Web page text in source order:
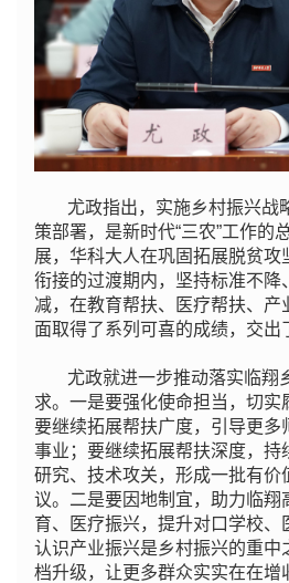
尤政指出，实施乡村振兴战
策部署，是新时代“三农”工作的
展，华科大人在巩固拓展脱贫攻
衔接的过渡期内，坚持标准不降
减，在教育帮扶、医疗帮扶、产
面取得了系列可喜的成绩，交出
尤政就进一步推动落实临翔
求。一是要强化使命担当，切实
要继续拓展帮扶广度，引导更多
事业；要继续拓展帮扶深度，持
研究、技术攻关，形成一批有价
议。二是要因地制宜，助力临翔
育、医疗振兴，提升对口学校、
认识产业振兴是乡村振兴的重中
档升级，让更多群众实实在在增